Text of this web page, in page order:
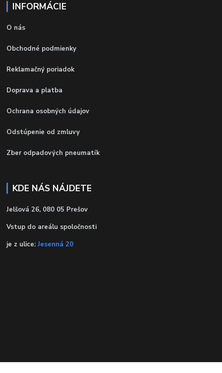
INFORMÁCIE
O nás
Obchodné podmienky
Reklamačný poriadok
Doprava a platba
Ochrana osobných údajov
Odstúpenie od zmluvy
Zber odpadových pneumatík
KDE NÁS NÁJDETE
Jelšová 26, 080 05 Prešov
Vstup do areálu spoločnosti
je z ulice: Jesenná 20